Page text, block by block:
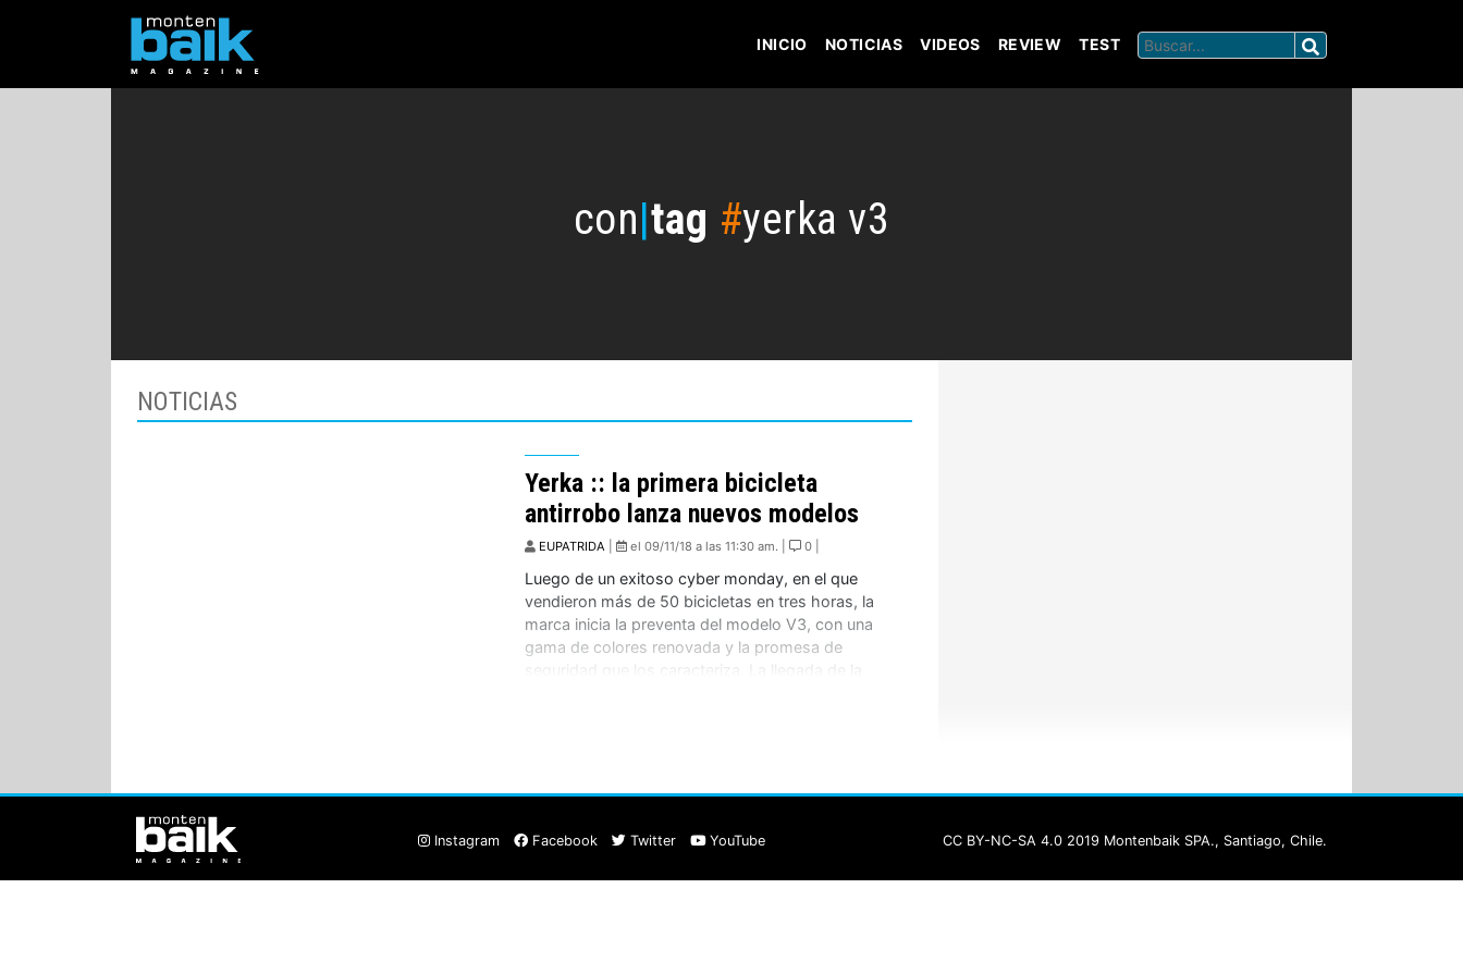
INICIO NOTICIAS VIDEOS REVIEW TEST
con|tag #yerka v3
NOTICIAS
Yerka :: la primera bicicleta
antirrobo lanza nuevos modelos
EUPATRIDA el 09/11/18 a las 11:30 am. | 0 |
Luego de un exitoso cyber monday, en el que
vendieron más de 50 bicicletas en tres horas, la
marca inicia la preventa del modelo V3, con una
gama de colores renovada y la promesa de
seguridad que los caracteriza. La llegada de la
Instagram Facebook Twitter YouTube CC BY-NC-SA 4.0 2019 Montenbaik SPA., Santiago, Chile.